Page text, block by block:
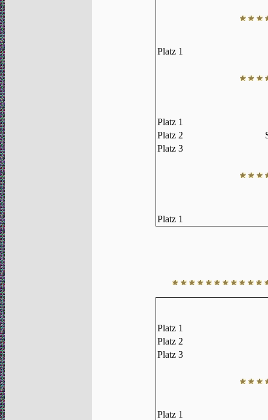
Platz 1
Platz 1
Platz 2
Platz 3
Platz 1
Platz 1
Platz 2
Platz 3
Platz 1